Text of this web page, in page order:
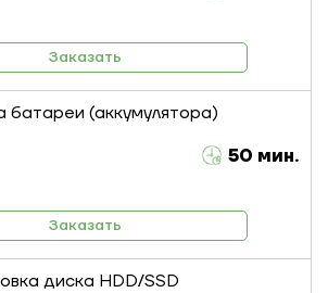
Заказать
(аккумулятора)
50 мин.
Заказать
диска HDD/SSD